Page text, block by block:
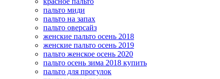
пальто миди
пальто на запах
пальто оверсайз
женские пальто осень 2018
женские пальто осень 2019
пальто женское осень 2020
пальто осень зима 2018 купить
пальто для прогулок